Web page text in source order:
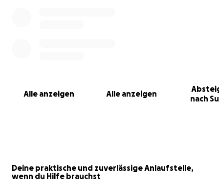
Alle anzeigen Alle anzeigen
nach
Deine praktische und zuverlässige Anlaufstelle,
wenn du Hilfe brauchst